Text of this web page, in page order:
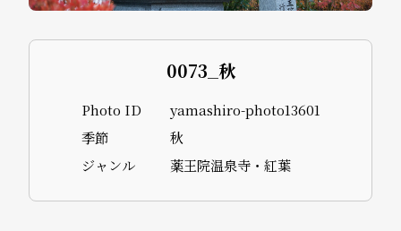
0073_秋
Photo ID
yamashiro-photo13601
季節
秋
ジャンル
薬王院温泉寺・紅葉